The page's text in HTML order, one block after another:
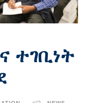
ተገቢነት